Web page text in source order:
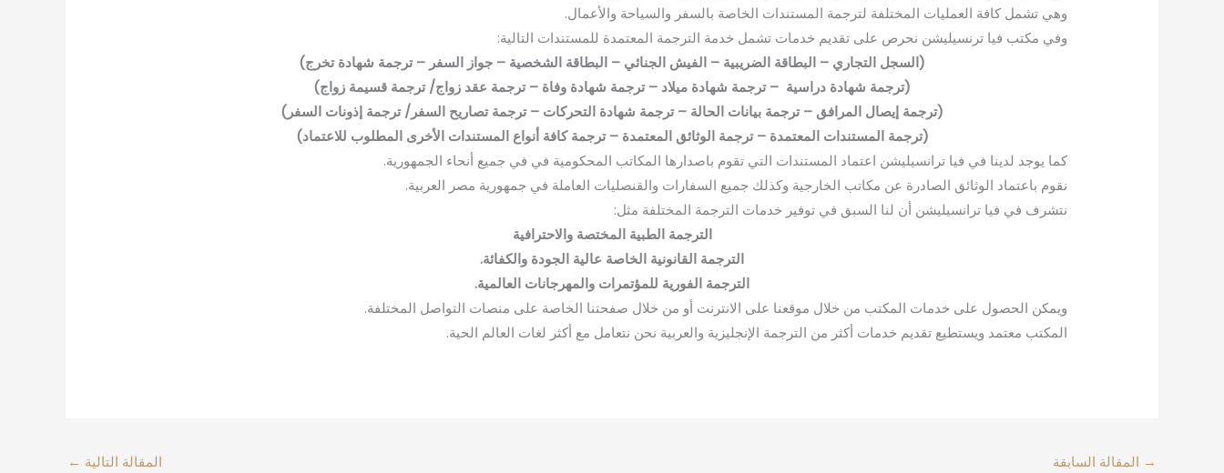
وهي تشمل كافة العمليات المختلفة لترجمة المستندات الخاصة بالسفر والسياحة والأعمال.
وفي مكتب فيا ترنسيليشن نحرص على تقديم خدمات تشمل خدمة الترجمة المعتمدة للمستندات التالية:
(السجل التجاري – البطاقة الضريبية – الفيش الجنائي – البطاقة الشخصية – جواز السفر – ترجمة شهادة تخرج)
(ترجمة شهادة دراسية – ترجمة شهادة ميلاد – ترجمة شهادة وفاة – ترجمة عقد زواج/ ترجمة قسيمة زواج)
(ترجمة إيصال المرافق – ترجمة بيانات الحالة – ترجمة شهادة التحركات – ترجمة تصاريح السفر/ ترجمة إذونات السفر)
(ترجمة المستندات المعتمدة – ترجمة الوثائق المعتمدة – ترجمة كافة أنواع المستندات الأخرى المطلوب للاعتماد)
كما يوجد لدينا في فيا ترانسيليشن اعتماد المستندات التي تقوم باصدارها المكاتب المحكومية في في جميع أنحاء الجمهورية.
نقوم باعتماد الوثائق الصادرة عن مكاتب الخارجية وكذلك جميع السفارات والقنصليات العاملة في جمهورية مصر العربية.
نتشرف في فيا ترانسيليشن أن لنا السبق في توفير خدمات الترجمة المختلفة مثل:
الترجمة الطبية المختصة والاحترافية
الترجمة القانونية الخاصة عالية الجودة والكفائة.
الترجمة الفورية للمؤتمرات والمهرجانات العالمية.
ويمكن الحصول على خدمات المكتب من خلال موقعنا على الانترنت أو من خلال صفحتنا الخاصة على منصات التواصل المختلفة.
المكتب معتمد ويستطيع تقديم خدمات أكثر من الترجمة الإنجليزية والعربية نحن نتعامل مع أكثر لغات العالم الحية.
→ المقالة السابقة المقالة التالية ←